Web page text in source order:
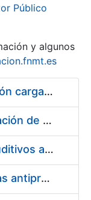
Público
y algunos
Pliego condiciones optimización cargas compras firmado
Acuerdo marco para la fabricación de piezas
Suministro de Protectores Auditivos a medida para las personas trabajadoras de los Centros de Trabajo de Madrid y Burgos
Suministro de gafas graduadas antiproyecciones para los trabajadores de la FNMT-RCM en los centros de trabajo de Madrid y Burgos